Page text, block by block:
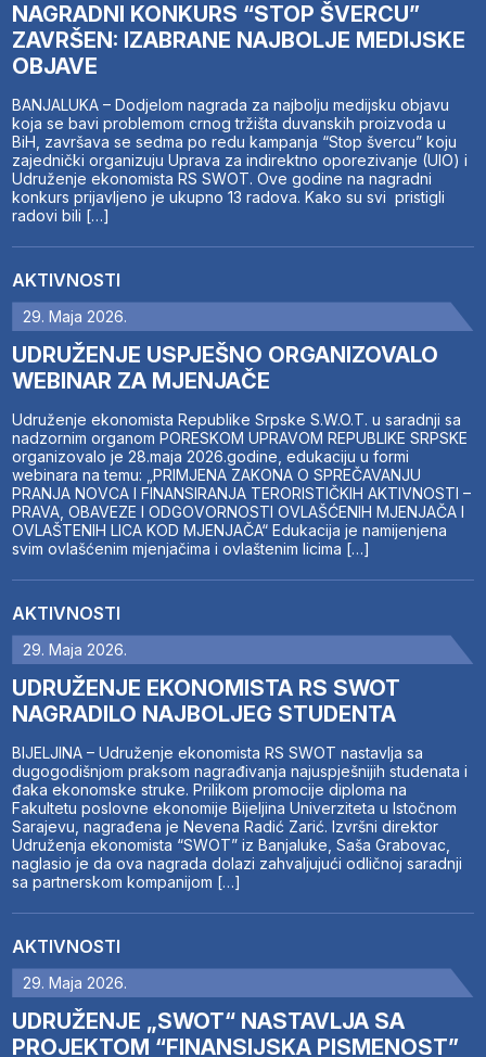
NAGRADNI KONKURS “STOP ŠVERCU”
ZAVRŠEN: IZABRANE NAJBOLJE MEDIJSKE
OBJAVE
BANJALUKA – Dodjelom nagrada za najbolju medijsku objavu
koja se bavi problemom crnog tržišta duvanskih proizvoda u
BiH, završava se sedma po redu kampanja “Stop švercu” koju
zajednički organizuju Uprava za indirektno oporezivanje (UIO) i
Udruženje ekonomista RS SWOT. Ove godine na nagradni
konkurs prijavljeno je ukupno 13 radova. Kako su svi pristigli
radovi bili […]
AKTIVNOSTI
29. Maja 2026.
UDRUŽENJE USPJEŠNO ORGANIZOVALO
WEBINAR ZA MJENJAČE
Udruženje ekonomista Republike Srpske S.W.O.T. u saradnji sa
nadzornim organom PORESKOM UPRAVOM REPUBLIKE SRPSKE
organizovalo je 28.maja 2026.godine, edukaciju u formi
webinara na temu: „PRIMJENA ZAKONA O SPREČAVANJU
PRANJA NOVCA I FINANSIRANJA TERORISTIČKIH AKTIVNOSTI –
PRAVA, OBAVEZE I ODGOVORNOSTI OVLAŠĆENIH MJENJAČA I
OVLAŠTENIH LICA KOD MJENJAČA“ Edukacija je namijenjena
svim ovlašćenim mjenjačima i ovlaštenim licima […]
AKTIVNOSTI
29. Maja 2026.
UDRUŽENJE EKONOMISTA RS SWOT
NAGRADILO NAJBOLJEG STUDENTA
BIJELJINA – Udruženje ekonomista RS SWOT nastavlja sa
dugogodišnjom praksom nagrađivanja najuspješnijih studenata i
đaka ekonomske struke. Prilikom promocije diploma na
Fakultetu poslovne ekonomije Bijeljina Univerziteta u Istočnom
Sarajevu, nagrađena je Nevena Radić Zarić. Izvršni direktor
Udruženja ekonomista “SWOT” iz Banjaluke, Saša Grabovac,
naglasio je da ova nagrada dolazi zahvaljujući odličnoj saradnji
sa partnerskom kompanijom […]
AKTIVNOSTI
29. Maja 2026.
UDRUŽENJE „SWOT“ NASTAVLJA SA
PROJEKTOM “FINANSIJSKA PISMENOST”